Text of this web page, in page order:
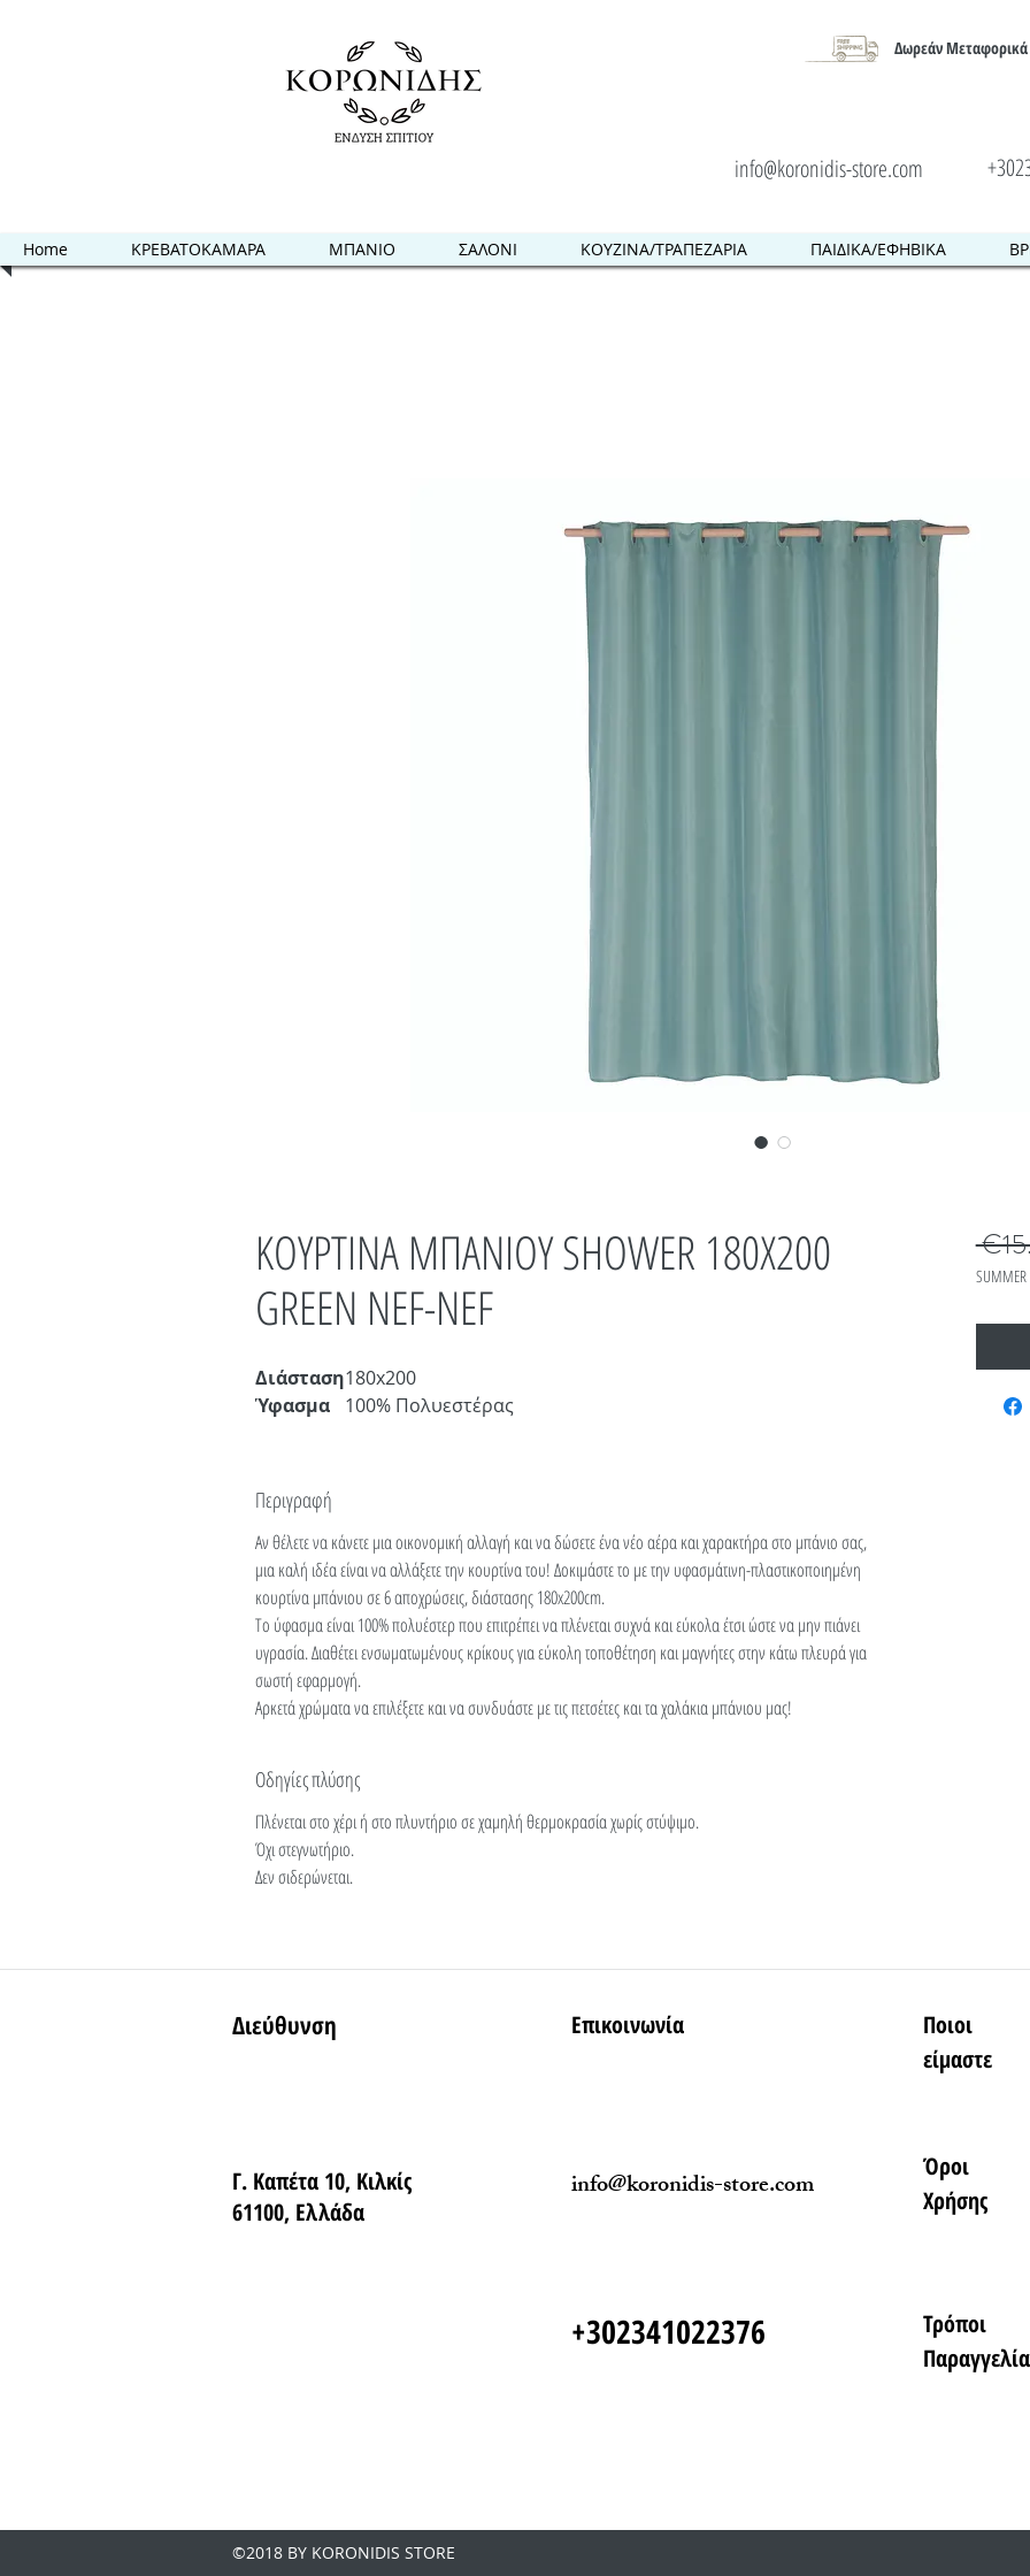
Δωρεάν Μεταφορικά
info@koronidis-store.com
Home ΚΡΕΒΑΤΟΚΑΜΑΡΑ ΜΠΑΝΙΟ ΣΑΛΟΝΙ ΚΟΥΖΙΝΑ/ΤΡΑΠΕΖΑΡΙΑ ΠΑΙΔΙΚΑ/ΕΦΗΒΙΚΑ
ΚΟΥΡΤΙΝΑ ΜΠΑΝΙΟΥ SHOWER 180Χ200
GREEN NEF-NEF
Διάσταση180x200
Ύφασμα
100% Πολυεστέρας
Περιγραφή
Αν θέλετε να κάνετε μια οικονομική αλλαγή και να δώσετε ένα νέο αέρα και χαρακτήρα στο μπάνιο σας,
μια καλή ιδέα είναι να αλλάξετε την κουρτίνα του! Δοκιμάστε το με την υφασμάτινη-πλαστικοποιημένη
κουρτίνα μπάνιου σε 6 αποχρώσεις, διάστασης 180x200cm.
Το ύφασμα είναι 100% πολυέστερ που επιτρέπει να πλένεται συχνά και εύκολα έτσι ώστε να μην πιάνει
υγρασία. Διαθέτει ενσωματωμένους κρίκους για εύκολη τοποθέτηση και μαγνήτες στην κάτω πλευρά για
σωστή εφαρμογή.
Αρκετά χρώματα να επιλέξετε και να συνδυάστε με τις πετσέτες και τα χαλάκια μπάνιου μας!
Οδηγίες πλύσης
Πλένεται στο χέρι ή στο πλυντήριο σε χαμηλή θερμοκρασία χωρίς στύψιμο.
Όχι στεγνωτήριο.
Δεν σιδερώνεται.
SUMMER
Διεύθυνση
Γ. Καπέτα 10, Κιλκίς
61100, Ελλάδα
Επικοινωνία
info@koronidis-store.com
+302341022376
Ποιοι
είμαστε
Όροι
Χρήσης
Τρόποι
©2018 BY KORONIDIS STORE